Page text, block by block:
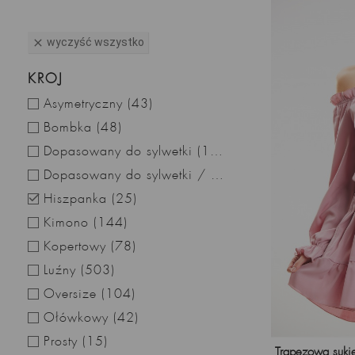
 wyczyść wszystko
KRÓJ
Asymetryczny (43)
Bombka (48)
Dopasowany do sylwetki (150)
Dopasowany do sylwetki / obcisły
 Hiszpanka (25)
Kimono (144)
Kopertowy (78)
Luźny (503)
Oversize (104)
Ołówkowy (42)
Prosty (15)
Trapezowa